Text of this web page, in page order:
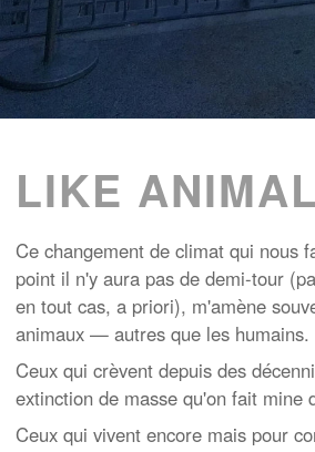
LIKE
Ce changement de climat qui nous
point il n'y aura pas de demi-tour
en tout cas, a priori), m'amène
animaux — autres que les humains.
Ceux qui crèvent depuis des
extinction de masse qu'on fait mine
Ceux qui vivent encore mais pour